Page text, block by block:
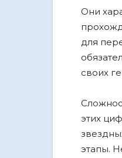
Они
для
своих
этих
этапы.